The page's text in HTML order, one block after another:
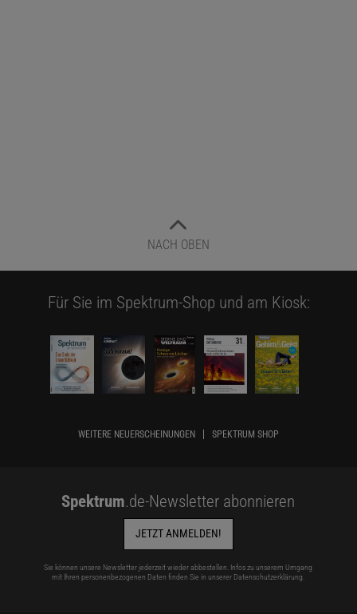
NACH OBEN
Für Sie im Spektrum-Shop und am Kiosk:
WEITERE NEUERSCHEINUNGEN SPEKTRUM SHOP
Spektrum.de-Newsletter abonnieren
JETZT ANMELDEN!
Sie können unsere Newsletter jederzeit wieder abbestellen. Infos zu unserem Umgang
mit Ihren personenbezogenen Daten finden Sie in unserer Datenschutzerklärung